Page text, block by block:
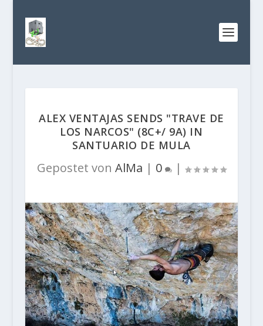
ALEX VENTAJAS SENDS "TRAVE DE
LOS NARCOS" (8C+/ 9A) IN
SANTUARIO DE MULA
Gepostet von AlMa | 0 |